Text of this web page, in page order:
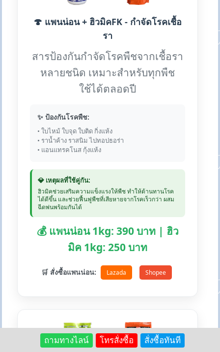
🍄 แพนน่อน + ฮิวมิคFK - กำจัดโรคเชื้อ
รา
สารป้องกันกำจัดโรคพืชจากเชื้อรา
หลายชนิด เหมาะสำหรับทุกพืช
ใช้ได้ตลอดปี
✨ ป้องกันโรคพืช:
• ใบไหม้ ใบจุด ใบติด กิ่งแห้ง
• ราน้ำค้าง ราสนิม ไปทอปธอร่า
• แอนแทรคโนส กุ้งแห้ง
💎 เหตุผลที่ใช้คู่กัน:
ฮิวมิคช่วยเสริมความแข็งแรงให้พืช ทำให้ต้านทานโรค
ได้ดีขึ้น และช่วยฟื้นฟูพืชที่เสียหายจากโรคเร็วกว่า ผสม
ฉีดพ่นพร้อมกันได้
💰 แพนน่อน 1kg: 390 บาท | ฮิว
มิค 1kg: 250 บาท
🛒 สั่งซื้อแพนน่อน: Lazada Shopee
+
ถามทางไลน์ โทรสั่งซื้อ สั่งซื้อทันที